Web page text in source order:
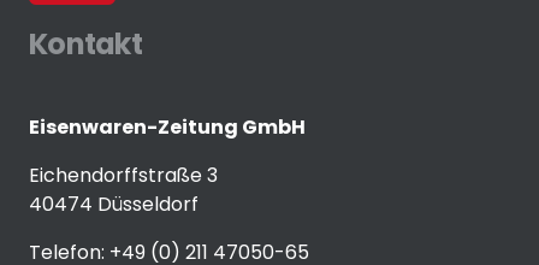
Kontakt
Eisenwaren-Zeitung GmbH
Eichendorffstraße 3
40474 Düsseldorf
Telefon: +49 (0) 211 47050-65